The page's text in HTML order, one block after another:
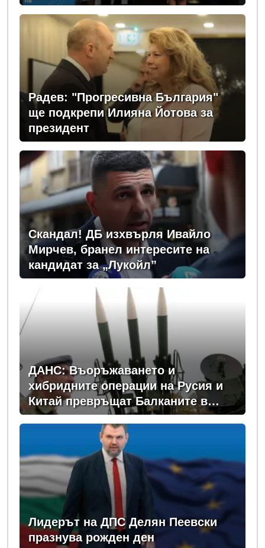
изборни правила! (ВИДЕО)
Радев: "Прогресивна България"
ще подкрепи Илияна Йотова за
президент
Скандал! ДБ изхвърля Ивайло
Мирчев, бранел интересите на
кандидат за „Лукойл”
ДАНС: Въоръжаването и
хибридните операции на Русия и
Китай превръщат Балканите в
зона на нестабилност
Лидерът на ДПС Делян Пеевски
празнува рожден ден